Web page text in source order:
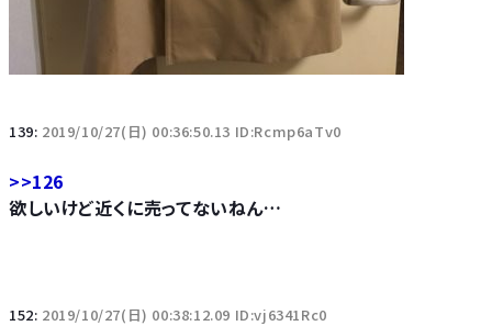
139: 2019/10/27(日) 00:36:50.13 ID:Rcmp6aTv0
>>126
欲しいけど近くに売ってないねん…
152: 2019/10/27(日) 00:38:12.09 ID:vj6341Rc0